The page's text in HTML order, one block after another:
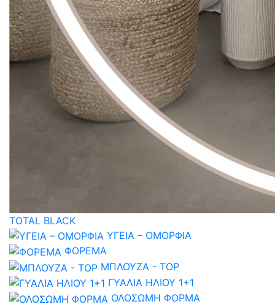
TOTAL BLACK
ΥΓΕΙΑ – ΟΜΟΡΦΙΑ
ΦΟΡΕΜΑ
ΜΠΛΟΥΖΑ - TOP
ΓΥΑΛΙΑ ΗΛΙΟΥ 1+1
ΟΛΟΣΩΜΗ ΦΟΡΜΑ